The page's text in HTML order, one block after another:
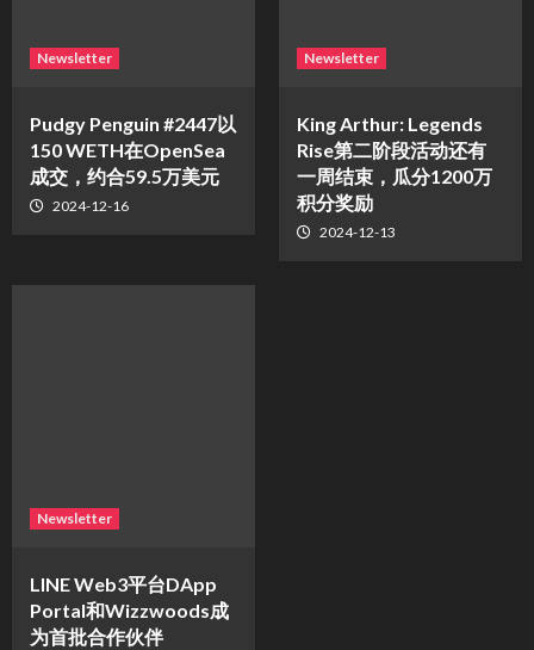
Newsletter
Pudgy Penguin #2447以
150 WETH在OpenSea
成交，约合59.5万美元
2024-12-16
Newsletter
King Arthur: Legends
Rise第二阶段活动还有
一周结束，瓜分1200万
积分奖励
2024-12-13
Newsletter
LINE Web3平台DApp
Portal和Wizzwoods成
为首批合作伙伴